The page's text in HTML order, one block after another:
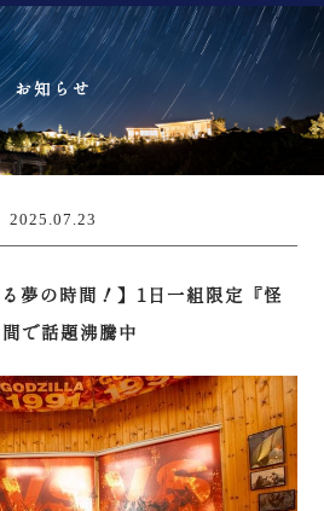
お知らせ
2025.07.23
る夢の時間！】1日一組限定『怪
で話題沸騰中